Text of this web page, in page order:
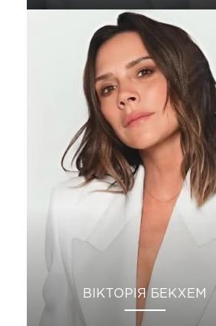
ВІКТОРІЯ БЕКХЕМ